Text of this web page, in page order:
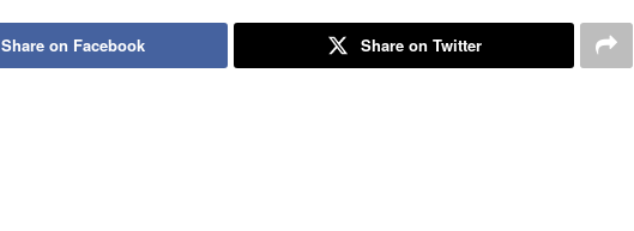
Share on Facebook Share on Twitter